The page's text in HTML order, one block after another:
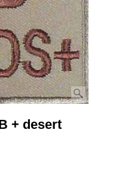
+ desert